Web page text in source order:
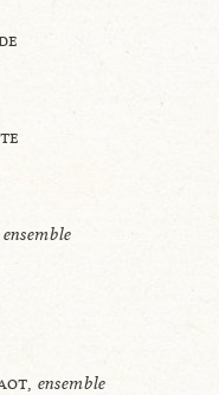
ensemble
ensemble